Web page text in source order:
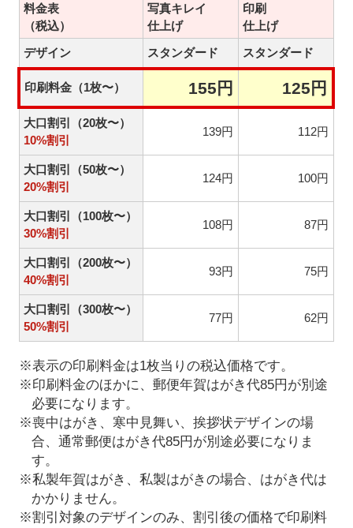
料金表
（税込）
写真キレイ
仕上げ
印刷
仕上げ
デザイン
スタンダード スタンダード
印刷料金（1枚〜） 155円 125円
大口割引（20枚〜）
10%割引
139円 112円
大口割引（50枚〜）
20%割引
124円 100円
大口割引（100枚〜）
30%割引
108円 87円
大口割引（200枚〜）
40%割引
93円 75円
大口割引（300枚〜）
50%割引
77円 62円
※表示の印刷料金は1枚当りの税込価格です。
※印刷料金のほかに、郵便年賀はがき代85円が別途
必要になります。
※喪中はがき、寒中見舞い、挨拶状デザインの場
合、通常郵便はがき代85円が別途必要になりま
す。
※私製年賀はがき、私製はがきの場合、はがき代は
かかりません。
※割引対象のデザインのみ、割引後の価格で印刷料